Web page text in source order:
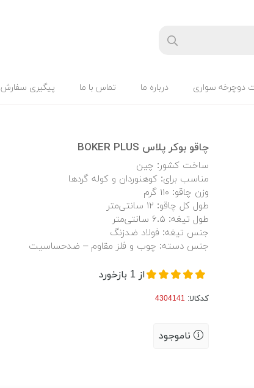
دوچرخه سواری درباره ما تماس با ما پیگیری سفارش
چاقو بوکر پلاس BOKER PLUS
ساخت کشور: چین
مناسب برای: کوهنوردان و کوله گردها
وزن چاقو: ۱۱۰ گرم
طول کل چاقو: ۱۲ سانتی‌متر
طول تیغه: ۶.۵ سانتی‌متر
جنس تیغه: فولاد ضدزنگ
جنس دسته: چوب و فلز مقاوم – ضدحساسیت
از 1 بازخورد
کدکالا:
ناموجود